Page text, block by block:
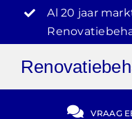
inhoud
Al 20 jaar
Gratis Offerte
VRAAG